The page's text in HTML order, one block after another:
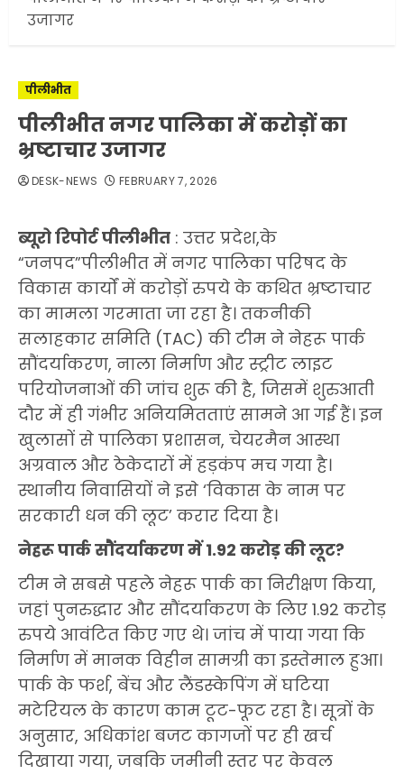
उजागर
पीलीभीत
पीलीभीत नगर पालिका में करोड़ों का
भ्रष्टाचार उजागर
DESK-NEWS FEBRUARY 7, 2026
ब्यूरो रिपोर्ट पीलीभीत : उत्तर प्रदेश,के
“जनपद”पीलीभीत में नगर पालिका परिषद के
विकास कार्यों में करोड़ों रुपये के कथित भ्रष्टाचार
का मामला गरमाता जा रहा है। तकनीकी
सलाहकार समिति (TAC) की टीम ने नेहरू पार्क
सौंदर्याकरण, नाला निर्माण और स्ट्रीट लाइट
परियोजनाओं की जांच शुरू की है, जिसमें शुरुआती
दौर में ही गंभीर अनियमितताएं सामने आ गई हैं। इन
खुलासों से पालिका प्रशासन, चेयरमैन आस्था
अग्रवाल और ठेकेदारों में हड़कंप मच गया है।
स्थानीय निवासियों ने इसे ‘विकास के नाम पर
सरकारी धन की लूट’ करार दिया है।
नेहरू पार्क सौंदर्याकरण में 1.92 करोड़ की लूट?
टीम ने सबसे पहले नेहरू पार्क का निरीक्षण किया,
जहां पुनरुद्धार और सौंदर्याकरण के लिए 1.92 करोड़
रुपये आवंटित किए गए थे। जांच में पाया गया कि
निर्माण में मानक विहीन सामग्री का इस्तेमाल हुआ।
पार्क के फर्श, बेंच और लैंडस्केपिंग में घटिया
मटेरियल के कारण काम टूट-फूट रहा है। सूत्रों के
अनुसार, अधिकांश बजट कागजों पर ही खर्च
दिखाया गया, जबकि जमीनी स्तर पर केवल